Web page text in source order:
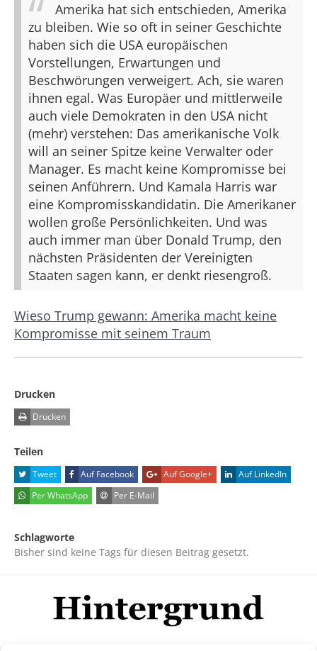
Amerika hat sich entschieden, Amerika
zu bleiben. Wie so oft in seiner Geschichte
haben sich die USA europäischen
Vorstellungen, Erwartungen und
Beschwörungen verweigert. Ach, sie waren
ihnen egal. Was Europäer und mittlerweile
auch viele Demokraten in den USA nicht
(mehr) verstehen: Das amerikanische Volk
will an seiner Spitze keine Verwalter oder
Manager. Es macht keine Kompromisse bei
seinen Anführern. Und Kamala Harris war
eine Kompromisskandidatin. Die Amerikaner
wollen große Persönlichkeiten. Und was
auch immer man über Donald Trump, den
nächsten Präsidenten der Vereinigten
Staaten sagen kann, er denkt riesengroß.
Wieso Trump gewann: Amerika macht keine
Kompromisse mit seinem Traum
Drucken
Drucken
Teilen
Tweet Auf Facebook Auf Google+
Auf LinkedIn
Per WhatsApp
Per E-Mail
Schlagworte
Bisher sind keine Tags für diesen Beitrag gesetzt.